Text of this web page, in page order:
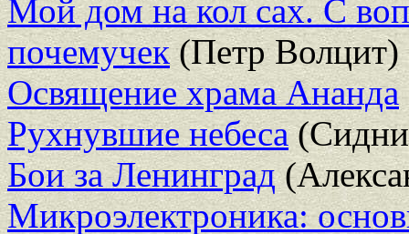
Мой дом на кол сах. С
почемучек(Петр Волцит)
Освящение храма Ананда
Рухнувшие небеса
Бои за Ленинград
Микроэлектроника: